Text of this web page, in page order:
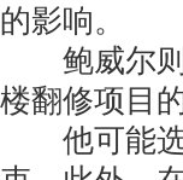
的影响。
鲍威尔则
楼翻修项目
他可能选